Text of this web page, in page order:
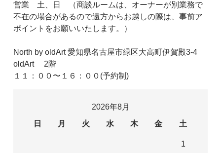
営業 土、日 （商談ルームは、オーナーが別業務で
不在の場合があるので遠方からお越しの際は、事前ア
ポイントをお願いいたします。）
North by oldArt 愛知県名古屋市緑区大高町伊賀殿3-4
oldArt 2階
１１：００〜１６：００(予約制)
2026年8月
日
月 火 水 木 金 土
1